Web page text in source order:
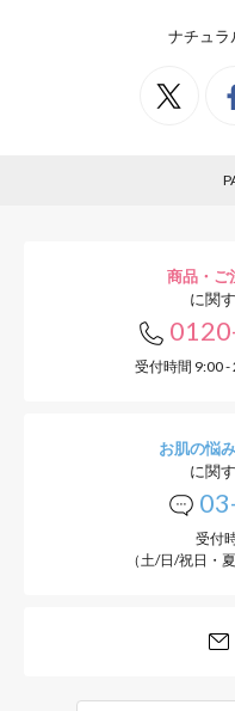
ナチュラ
商品・ご
に関
受付時間 9:00 -
お肌の悩
に関
受付
（土/日/祝日・